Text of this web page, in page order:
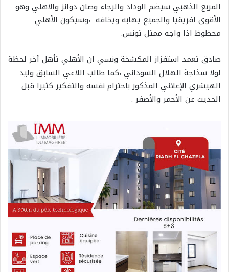
المربع الذهبي سيضم الوداد والرجاء وصان دوانز والاهلي وهو
الأقوى افريقيا والجميع يهابه ويخافه ،وسيكون الأهلي
محظوظ اذا واجه ممثل تونس.
صادق تعمد استفزاز المكشخة ونسي ان الأهلي تأهل آخر لحظة
لولا سذاجة الهلال السوداني ،كما طالب اللاعي السابق وليد
الهيشري الإعلاني المذكور باحترام نفسه والتفكير كثيرا قبل
الحديث عن الأحمر والأصفر .